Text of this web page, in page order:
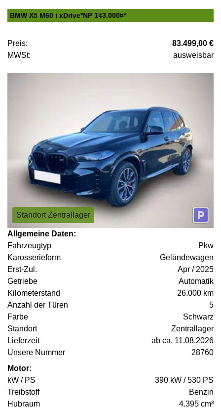
BMW X5 M60 i xDrive*NP 143.000¤*
Preis:
83.499,00 €
MWSt:
ausweisbar
Standort Zentrallager
Allgemeine Daten:
Fahrzeugtyp
Pkw
Karosserieform
Geländewagen
Erst-Zul.
Apr / 2025
Getriebe
Automatik
Kilometerstand
26.000 km
Anzahl der Türen
5
Farbe
Schwarz
Standort
Zentrallager
Lieferzeit
ab ca. 11.08.2026
Unsere Nummer
28760
Motor:
kW / PS
390 kW / 530 PS
Treibstoff
Benzin
Hubraum
4.395 cm³